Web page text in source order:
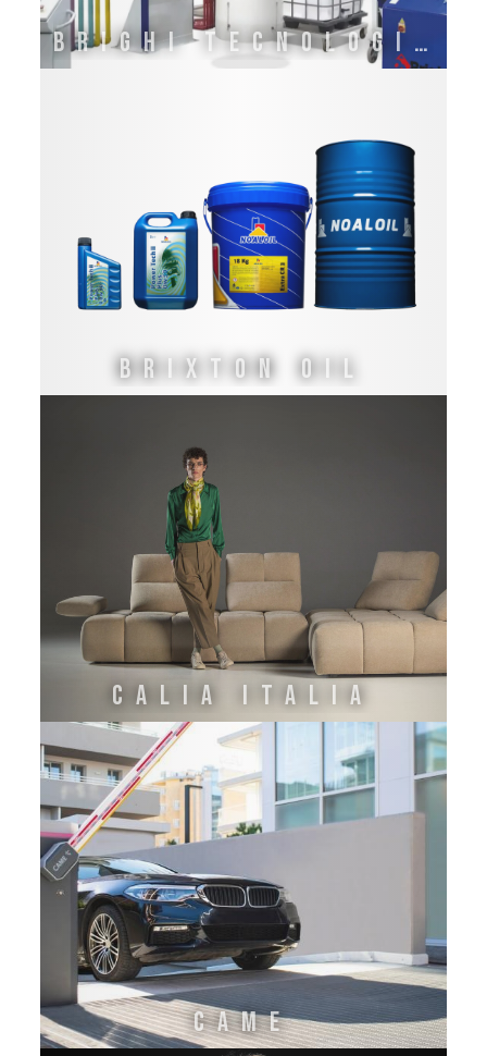
Brighi Tecnologie Italia
Brixton Oil
CALIA ITALIA
CAME